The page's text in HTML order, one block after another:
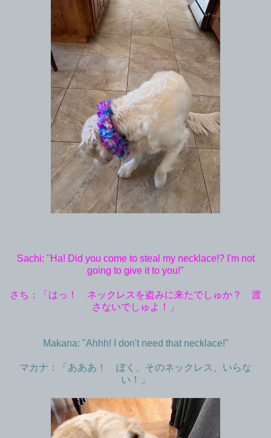
Sachi: "Ha! Did you come to steal my necklace!? I'm not
going to give it to you!"
さち：「はっ！ ネックレスを盗みに来たでしゅか？ 渡
さないでしゅよ！」
Makana: "Ahhh! I don't need that necklace!"
マカナ：「あああ！ ぼく、そのネックレス、いらな
い！」